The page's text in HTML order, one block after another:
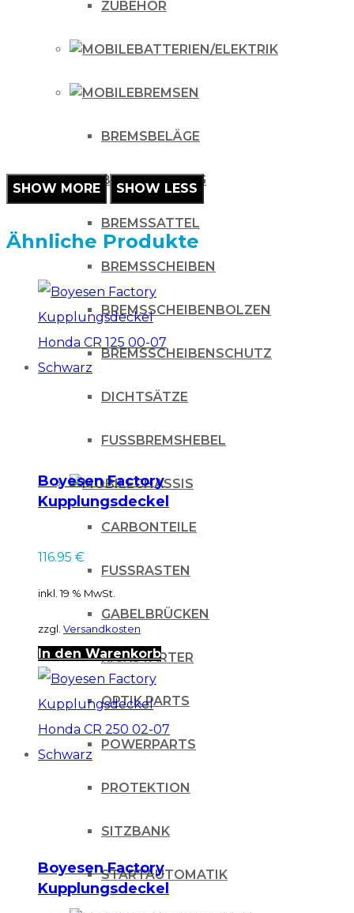
ZUBEHÖR
BATTERIEN/ELEKTRIK
BREMSEN
BREMSBELÄGE
BREMSLEITUNG
BREMSSATTEL
BREMSSCHEIBEN
BREMSSCHEIBENBOLZEN
BREMSSCHEIBENSCHUTZ
DICHTSÄTZE
FUSSBREMSHEBEL
CHASSIS
CARBONTEILE
FUSSRASTEN
GABELBRÜCKEN
KICKSTARTER
OPTIK PARTS
POWERPARTS
PROTEKTION
SITZBANK
STARTAUTOMATIK
Ähnliche Produkte
Boyesen Factory
Kupplungsdeckel
Honda CR 125 00-07
116.95 €
inkl. 19 % MwSt.
zzgl. Versandkosten
In den Warenkorb
Boyesen Factory
Kupplungsdeckel
Honda CR 250 02-07